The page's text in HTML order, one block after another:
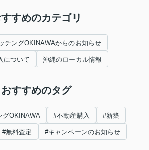
すめのカテゴリ
チングOKINAWAからのお知らせ
について 沖縄のローカル情報
おすすめのタグ
グOKINAWA #不動産購入 #新築
#無料査定 #キャンペーンのお知らせ